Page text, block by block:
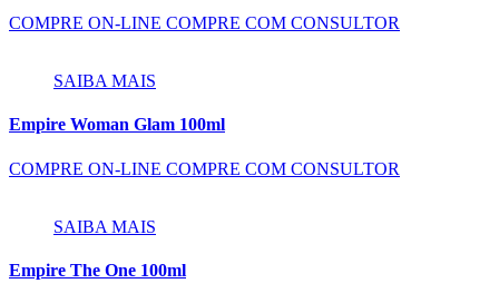
COMPRE ON-LINE COMPRE COM CONSULTOR
SAIBA MAIS
Empire Woman Glam 100ml
COMPRE ON-LINE COMPRE COM CONSULTOR
SAIBA MAIS
Empire The One 100ml